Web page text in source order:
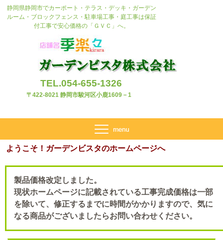
静岡県静岡市でカーポート・テラス・デッキ・ガーデン
ルーム・ブロックフェンス・駐車場工事・庭工事は保証
付工事で安心価格の「ＧＶＣ」へ。
TEL.054-655-1326
〒422-8021 静岡市駿河区小鹿1609－1
ようこそ！ガーデンビスタのホームページへ
製品価格改定しました。
現状ホームページに記載されている工事完成価格は一部
を除いて、修正するまでに時間がかかりますので、気に
なる商品がございましたらお問い合わせください。